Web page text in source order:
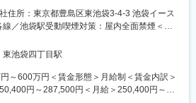
制御・組み込み開発案件をお任せします。
する映像の組み込み開発案件から携わってい
りと完了させ、顧客の信頼を得て、追加の
ことも期待しています。
トのリーダーとして、プロジェクト管理自
住所：東京都豊島区東池袋3-4-3 池袋イース
線／池袋駅受動喫煙対策：屋内全面禁煙＜勤
先住所：東京23区内 受動喫煙対策：屋内全
社の定める事業所（リモートワーク含む）
池袋四丁目駅
～600万円＜賃金形態＞月給制＜賃金内訳＞
円～287,500円＜月給＞250,400円～